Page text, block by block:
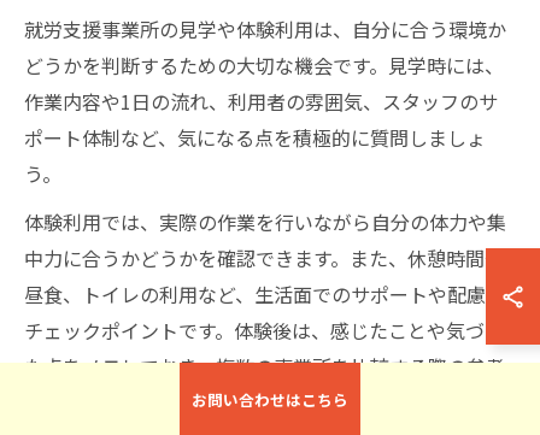
就労支援事業所の見学や体験利用は、自分に合う環境か
どうかを判断するための大切な機会です。見学時には、
作業内容や1日の流れ、利用者の雰囲気、スタッフのサ
ポート体制など、気になる点を積極的に質問しましょ
う。
体験利用では、実際の作業を行いながら自分の体力や集
中力に合うかどうかを確認できます。また、休憩時間や
昼食、トイレの利用など、生活面でのサポートや配慮も
チェックポイントです。体験後は、感じたことや気づい
た点をメモしておき、複数の事業所を比較する際の参考
お問い合わせはこちら